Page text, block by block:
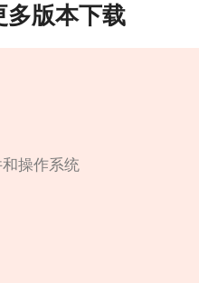
多版本下载
操作系统